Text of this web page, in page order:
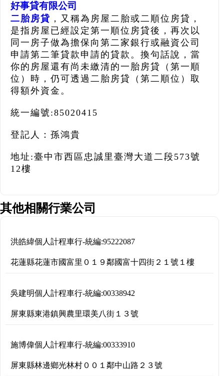
好事貸有限公司
二胎房貸 ，又稱為房屋二胎或二順位房貸，
是指房屋已經設定第一順位房貸後，再次以
同一房子做為擔保向第二家銀行或融資公司
申請第二筆貸款申請的貸款。換句話說，當
你的房屋還有尚未繳清的一胎房貸（第一順
位）時，仍可透過二胎房貸（第二順位）取
得額外資金。
統一編號:85020415
登記人：孫鴻貴
地址:臺中市西區忠誠里臺灣大道二段573號
12樓
其他相關行業公司
洪皓緯個人計程車行-統編:95222087
花蓮縣花蓮市國富里０１９鄰國富十四街２１號１樓
吳建明個人計程車行-統編:00338942
屏東縣東港鎮興農里環美八街１３號
施博偉個人計程車行-統編:00333910
屏東縣林邊鄉光林村００１鄰中山路２３號